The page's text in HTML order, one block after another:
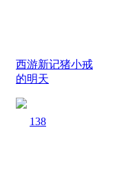
西游新记猪小戒
的明天
138